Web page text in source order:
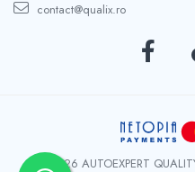
contact@qualix.ro
© 2026 AUTOEXPERT